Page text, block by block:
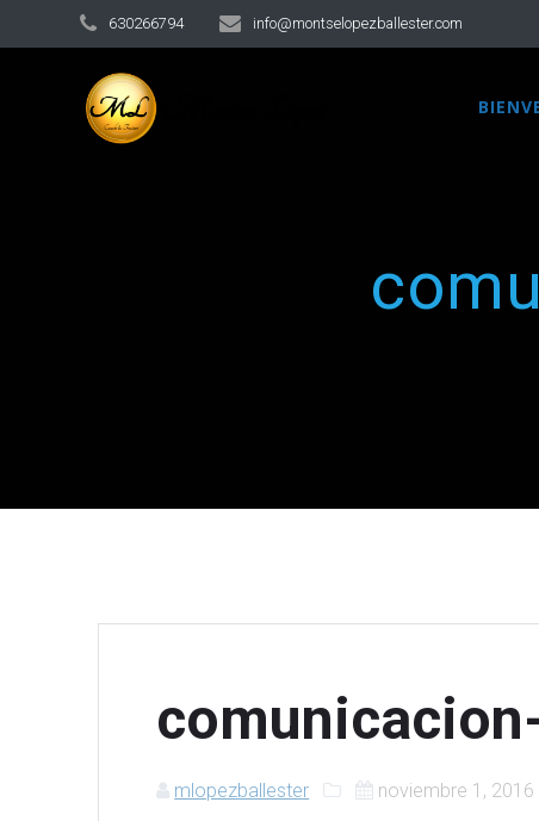
630266794 info@montselopezballester.com
mlopezballester noviembre 1, 2016